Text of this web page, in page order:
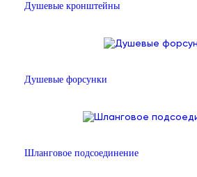
Душевые кронштейны
Душевые форсунки
Шланговое подсоединение